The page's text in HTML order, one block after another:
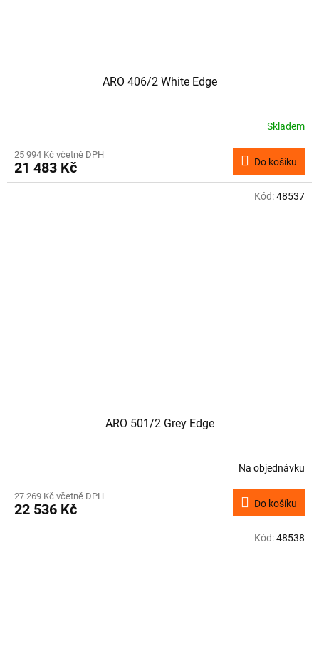
ARO 406/2 White Edge
Skladem
25 994 Kč včetně DPH
21 483 Kč Do košíku
ARO 501/2 Grey Edge
Na objednávku
27 269 Kč včetně DPH
22 536 Kč Do košíku
Kód:48537
Kód:48538